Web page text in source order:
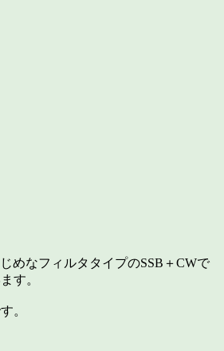
めなフィルタタイプのSSB＋CWで
す。
。